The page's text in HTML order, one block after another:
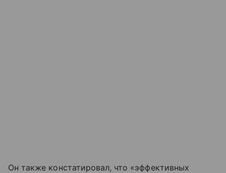
Он также констатировал, что «эффективных